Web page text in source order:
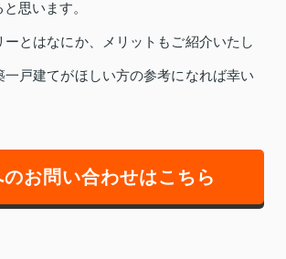
思います。
ーとはなにか、メリットもご紹介いたし
一戸建てがほしい方の参考になれば幸い
お問い合わせはこちら